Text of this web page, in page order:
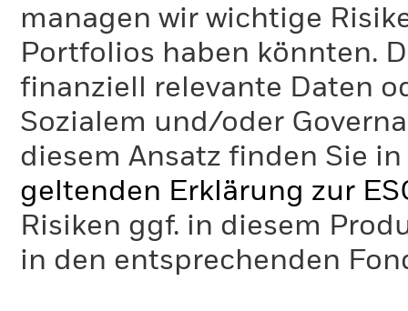
managen wir wichtige
Portfolios haben könnten.
finanziell relevante Daten
Sozialem und/oder
diesem Ansatz finden Sie
geltenden Erklärung zur
Risiken ggf. in diesem
in den entsprechenden